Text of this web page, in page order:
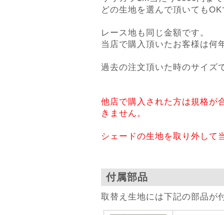
どの生地を選んで頂いても
レース地も同じ金額です。
当店で購入頂いたお客様は何
過去の注文頂いた時のサイズ
他店で購入された方は規格が
きません。
シェードの生地を取り外して
付属部品
取替え生地には下記の部品が